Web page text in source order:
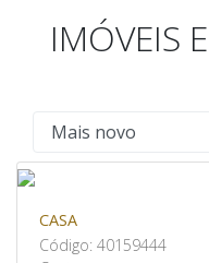
IMÓVEIS
CASA
Código: 40159444